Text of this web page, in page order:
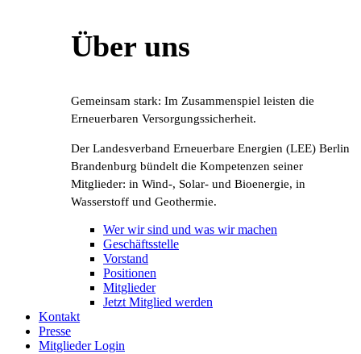
Über uns
Gemeinsam stark: Im Zusammenspiel leisten die
Erneuerbaren Versorgungssicherheit.
Der Landesverband Erneuerbare Energien (LEE) Berlin
Brandenburg bündelt die Kompetenzen seiner
Mitglieder: in Wind-, Solar- und Bioenergie, in
Wasserstoff und Geothermie.
Wer wir sind und was wir machen
Geschäftsstelle
Vorstand
Positionen
Mitglieder
Jetzt Mitglied werden
Kontakt
Presse
Mitglieder Login